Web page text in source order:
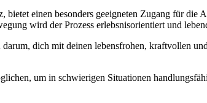
einen besonders geeigneten Zugang für
wird der Prozess erlebsnisorientiert und
dich mit deinen lebensfrohen, kraftvollen
um in schwierigen Situationen